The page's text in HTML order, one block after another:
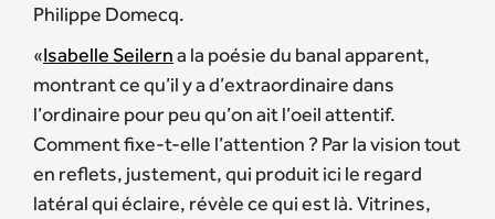
Philippe Domecq.
«Isabelle Seilerna la poésie du banal apparent,
montrant ce qu’il y a d’extraordinaire dans
l’ordinaire pour peu qu’on ait l’oeil attentif.
Comment fixe-t-elle l’attention ? Par la vision tout
en reflets, justement, qui produit ici le regard
latéral qui éclaire, révèle ce qui est là. Vitrines,